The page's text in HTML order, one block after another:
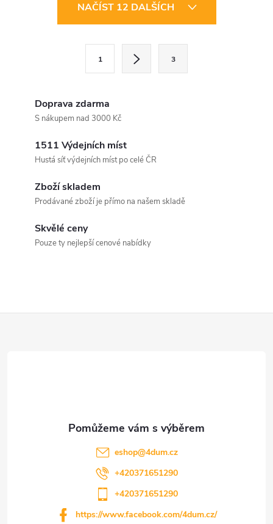
v
NAČÍST 12 DALŠÍCH
1 3
Doprava zdarma
S nákupem nad 3000 Kč
1511 Výdejních míst
Hustá síť výdejních míst po celé ČR
Zboží skladem
Prodávané zboží je přímo na našem skladě
Skvělé ceny
Pouze ty nejlepší cenové nabídky
eshop@4dum.cz
+420371651290
+420371651290
https://www.facebook.com/4dum.cz/